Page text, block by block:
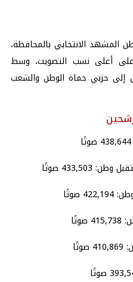
الانتخابي بالمحافظة،
أعلى نسب التصويت، وسط
إلى حزبي حماة الوطن والشعب
صوتًا